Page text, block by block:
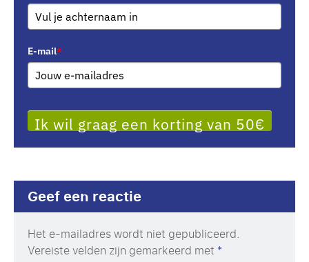
E-mail*
Ik wil graag een korting van 50€
Geef een reactie
Het e-mailadres wordt niet gepubliceerd.
Vereiste velden zijn gemarkeerd met *